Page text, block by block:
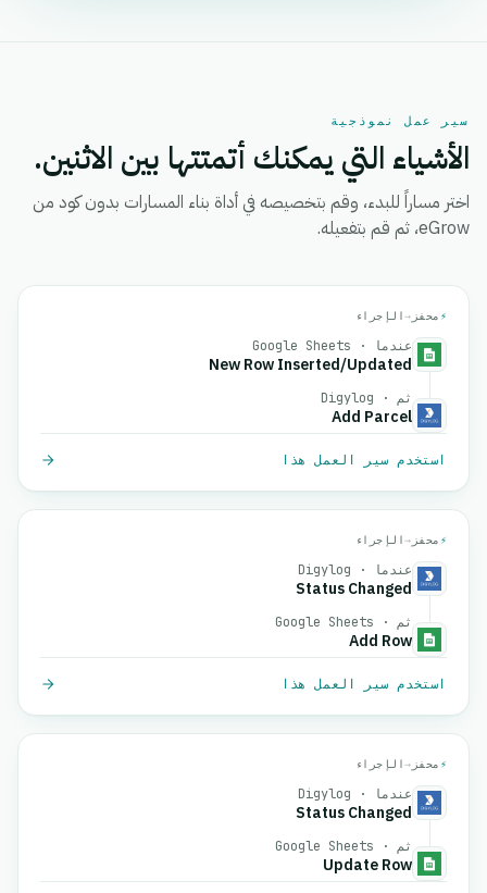
سير عمل نموذجية
الأشياء التي يمكنك أتمتتها بين الاثنين.
اختر مساراً للبدء، وقم بتخصيصه في أداة بناء المسارات بدون كود من
eGrow، ثم قم بتفعيله.
⚡ محفز →الإجراء
عندما · Google Sheets
New Row Inserted/Updated
ثم · Digylog
Add Parcel
استخدم سير العمل هذا
⚡ محفز →الإجراء
عندما · Digylog
Status Changed
ثم · Google Sheets
Add Row
استخدم سير العمل هذا
⚡ محفز →الإجراء
عندما · Digylog
Status Changed
ثم · Google Sheets
Update Row